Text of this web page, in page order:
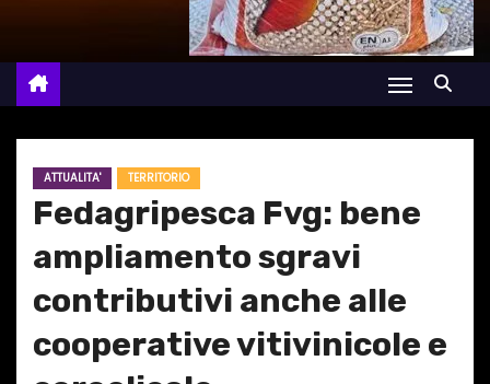
ATTUALITA' TERRITORIO
Fedagripesca Fvg: bene
ampliamento sgravi
contributivi anche alle
cooperative vitivinicole e